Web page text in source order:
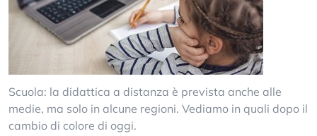
Scuola: la didattica a distanza è prevista anche alle
medie, ma solo in alcune regioni. Vediamo in quali dopo il
cambio di colore di oggi.